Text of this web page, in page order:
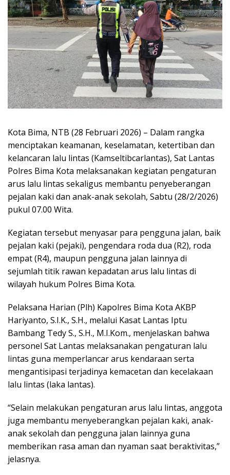
Kota Bima, NTB (28 Februari 2026) – Dalam rangka
menciptakan keamanan, keselamatan, ketertiban dan
kelancaran lalu lintas (Kamseltibcarlantas), Sat Lantas
Polres Bima Kota melaksanakan kegiatan pengaturan
arus lalu lintas sekaligus membantu penyeberangan
pejalan kaki dan anak-anak sekolah, Sabtu (28/2/2026)
pukul 07.00 Wita.
Kegiatan tersebut menyasar para pengguna jalan, baik
pejalan kaki (pejaki), pengendara roda dua (R2), roda
empat (R4), maupun pengguna jalan lainnya di
sejumlah titik rawan kepadatan arus lalu lintas di
wilayah hukum Polres Bima Kota.
Pelaksana Harian (Plh) Kapolres Bima Kota AKBP
Hariyanto, S.I.K., S.H., melalui Kasat Lantas Iptu
Bambang Tedy S., S.H., M.I.Kom., menjelaskan bahwa
personel Sat Lantas melaksanakan pengaturan lalu
lintas guna memperlancar arus kendaraan serta
mengantisipasi terjadinya kemacetan dan kecelakaan
lalu lintas (laka lantas).
“Selain melakukan pengaturan arus lalu lintas, anggota
juga membantu menyeberangkan pejalan kaki, anak-
anak sekolah dan pengguna jalan lainnya guna
memberikan rasa aman dan nyaman saat beraktivitas,”
jelasnya.